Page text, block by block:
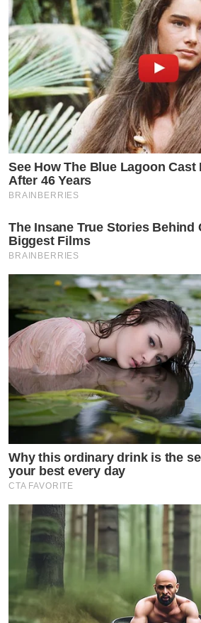
See How The Blue Lagoon Cast
After 46 Years
BRAINBERRIES
The Insane True Stories Behind
Biggest Films
BRAINBERRIES
Why this ordinary drink is the
your best every day
CTA FAVORITE